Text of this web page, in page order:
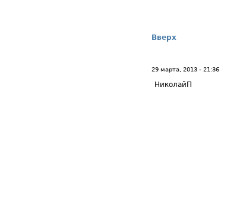
Вверх
29 марта, 2013 - 21:36
НиколайП